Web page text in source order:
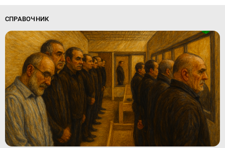
СПРАВОЧНИК